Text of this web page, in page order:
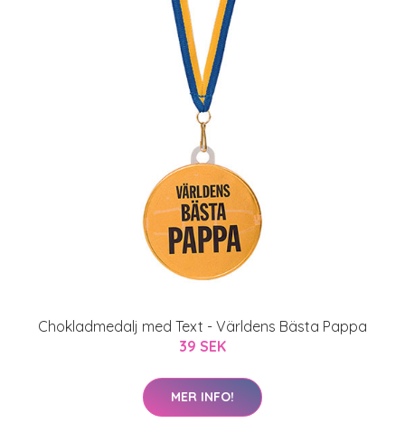
Chokladmedalj med Text - Världens Bästa Pappa
39 SEK
MER INFO!